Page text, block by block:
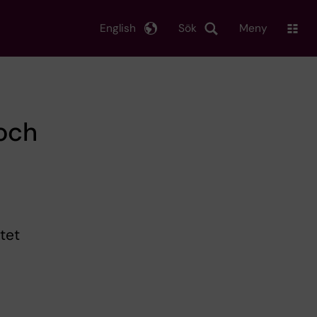
Sök
English Meny